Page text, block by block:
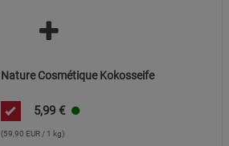
Nature Cosmétique Kokosseife
5,99 €
(59,90 EUR / 1 kg)